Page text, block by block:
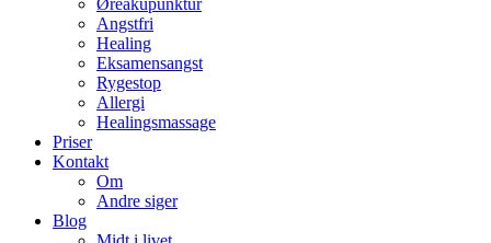
Øreakupunktur
Angstfri
Healing
Eksamensangst
Rygestop
Allergi
Healingsmassage
Priser
Kontakt
Om
Andre siger
Blog